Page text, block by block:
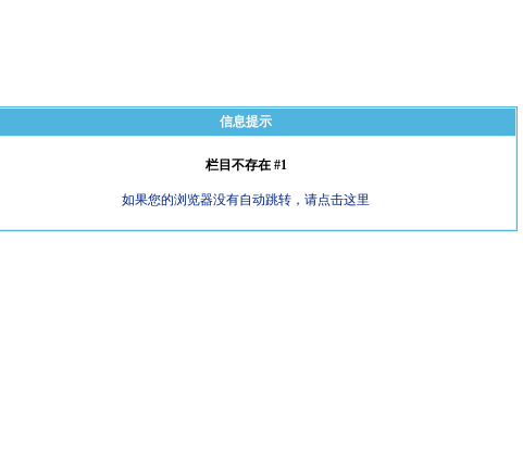
信息提示
栏目不存在 #1
如果您的浏览器没有自动跳转，请点击这里